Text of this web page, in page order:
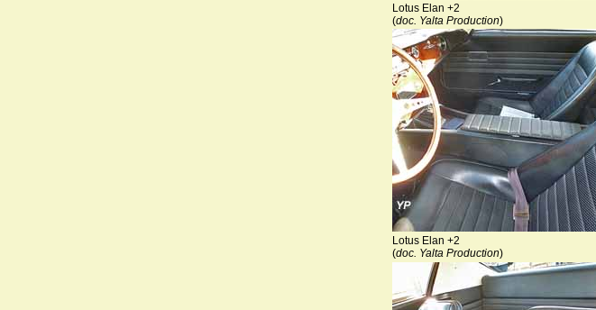
Lotus Elan +2
(doc. Yalta Production)
Lotus Elan +2
(doc. Yalta Production)